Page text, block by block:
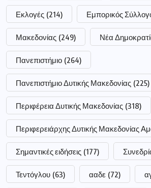
Εκλογές (214) Εμπορικός
Μακεδονίας (249) Νέα
Πανεπιστήμιο (264)
Πανεπιστήμιο Δυτικής Μακεδονίας (225)
Περιφέρεια Δυτικής Μακεδονίας (318)
Περιφερειάρχης Δυτικής Μακεδονίας
Σημαντικές ειδήσεις (177)
Τεντόγλου (63) ααδε (72)